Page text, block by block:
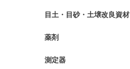
目土・目砂・土壌改良資材
薬剤
測定器